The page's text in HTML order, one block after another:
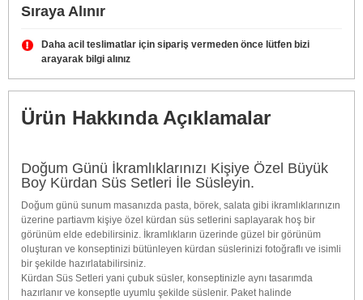
Sıraya Alınır
Daha acil teslimatlar için sipariş vermeden önce lütfen bizi
arayarak bilgi alınız
Ürün Hakkında Açıklamalar
Doğum Günü İkramlıklarınızı Kişiye Özel Büyük
Boy Kürdan Süs Setleri İle Süsleyin.
Doğum günü sunum masanızda pasta, börek, salata gibi ikramlıklarınızın
üzerine partiavm kişiye özel kürdan süs setlerini saplayarak hoş bir
görünüm elde edebilirsiniz. İkramlıkların üzerinde güzel bir görünüm
oluşturan ve konseptinizi bütünleyen kürdan süslerinizi fotoğraflı ve isimli
bir şekilde hazırlatabilirsiniz.
Kürdan Süs Setleri yani çubuk süsler, konseptinizle aynı tasarımda
hazırlanır ve konseptle uyumlu şekilde süslenir. Paket halinde